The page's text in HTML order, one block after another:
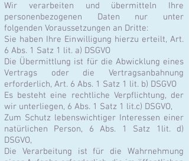
Wir verarbeiten und übermitteln Ihre
personenbezogenen Daten nur unter
folgenden Voraussetzungen an Dritte:
Sie haben Ihre Einwilligung hierzu erteilt, Art.
6 Abs. 1 Satz 1 lit. a) DSGVO
Die Übermittlung ist für die Abwicklung eines
Vertrags oder die Vertragsanbahnung
erforderlich, Art. 6 Abs. 1 Satz 1 lit. b) DSGVO
Es besteht eine rechtliche Verpflichtung, der
wir unterliegen, 6 Abs. 1 Satz 1 lit.c) DSGVO,
Zum Schutz lebenswichtiger Interessen einer
natürlichen Person, 6 Abs. 1 Satz 1lit. d)
DSGVO,
Die Verarbeitung ist für die Wahrnehmung